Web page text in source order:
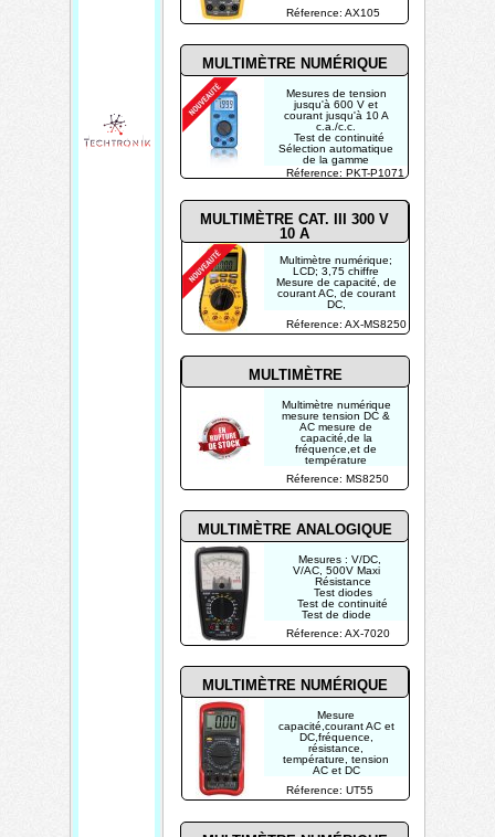
Réference: AX-MS8250
MULTIMÈTRE CAT. III 300 V
10 A
Multimètre numérique;
LCD; 3,75 chiffre
Mesure de capacité, de
courant AC, de courant
DC,
résistance, de
température, tension
tension alternative
1m...4/40/400/600V
Réference: AX105
MULTIMÈTRE NUMÉRIQUE
Mesures de tension
jusqu'à 600 V et
courant jusqu'à 10 A
c.a./c.c.
Test de continuité
Sélection automatique
de la gamme
Test de continuité et
test de diodes
Réference: PKT-P1071
Multimètre numérique
mesure tension DC &
AC mesure de
capacité,de la
fréquence,et de
température
Réference: MS8250
MULTIMÈTRE
MULTIMÈTRE ANALOGIQUE
Mesures : V/DC,
V/AC, 500V Maxi
Résistance
Test diodes
Test de continuité
Test de diode
Réference: AX-7020
Mesure
capacité,courant AC et
DC,fréquence,
résistance,
température, tension
AC et DC
Réference: UT55
MULTIMÈTRE NUMÉRIQUE